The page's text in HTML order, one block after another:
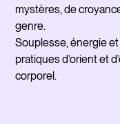
mystères, de
genre.
Souplesse, énergie
pratiques d’orient et
corporel.